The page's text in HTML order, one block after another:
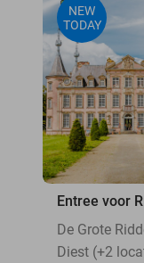
NEW
TODAY
Entree voor
De Grote
Diest (+2